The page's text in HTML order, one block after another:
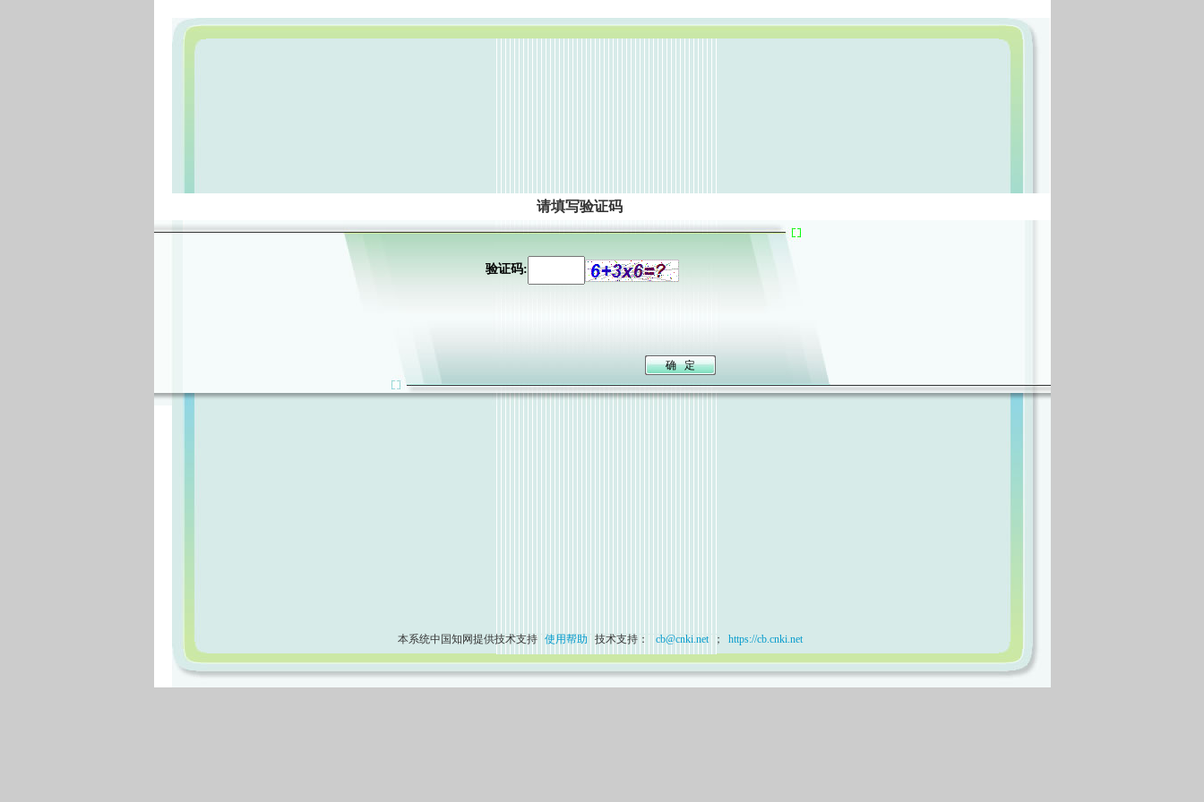
请填写验证码
验证码:
本系统中国知网提供技术支持 使用帮助 技术支持： cb@cnki.net ； https://cb.cnki.net